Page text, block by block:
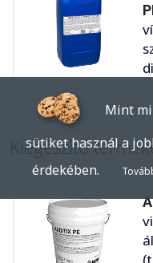
Kiegészítő
Mint
sütiket használ a
érdekében.